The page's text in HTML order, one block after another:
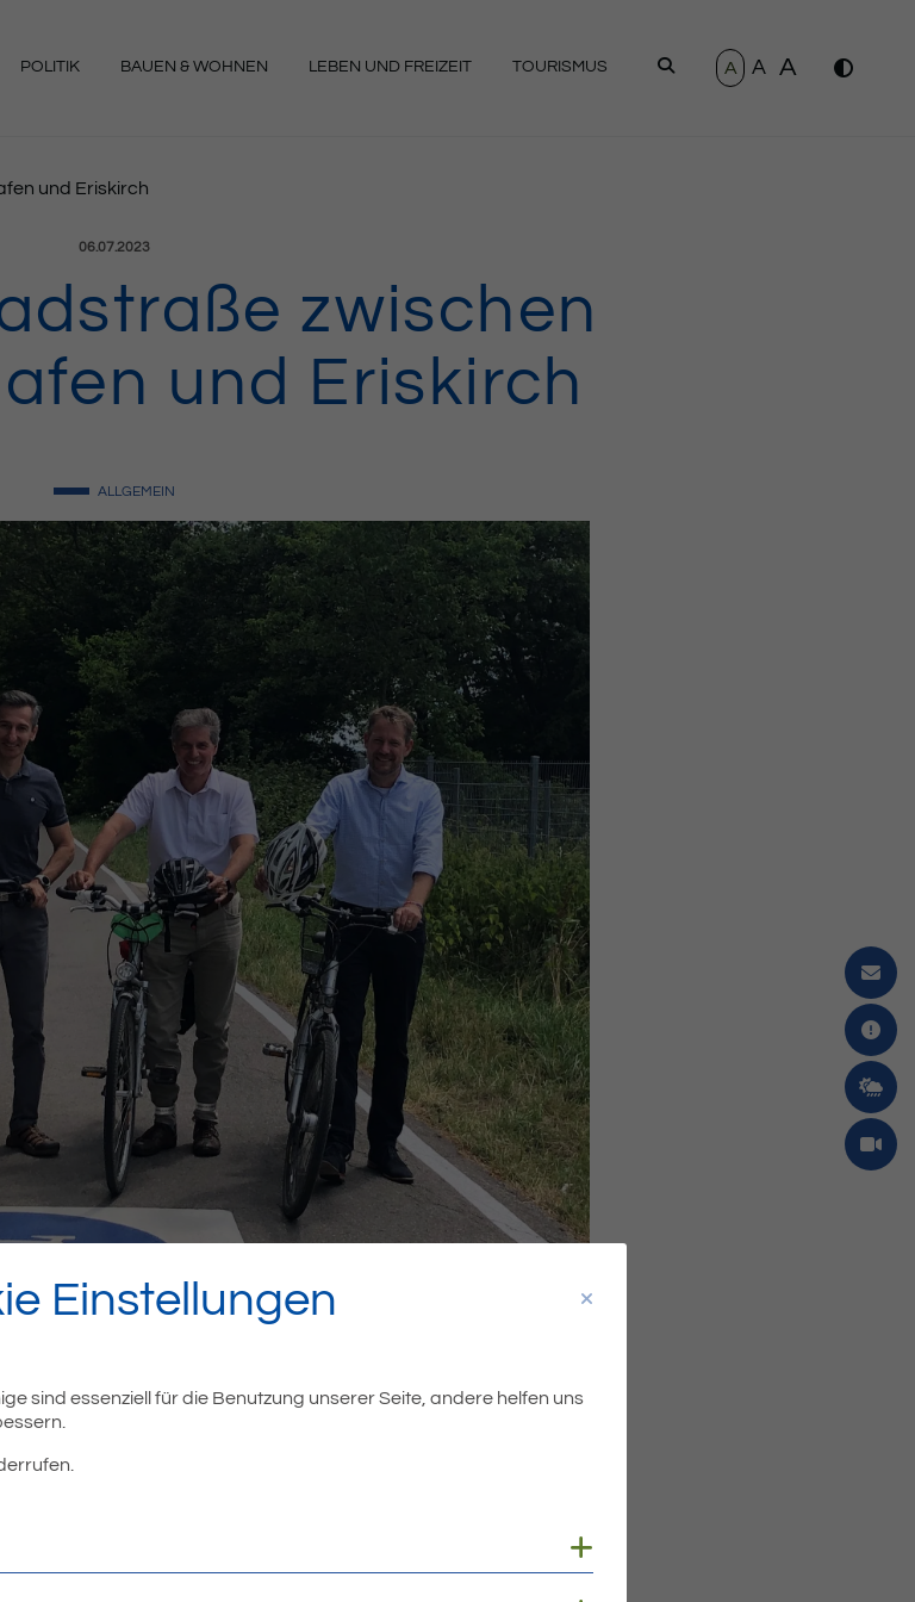
POLITIK BAUEN & WOHNEN LEBEN UND FREIZEIT TOURISMUS SUCHEN
A A A
und Eriskirch
Veröffentlicht am:
06.07.2023
zwischen
und Eriskirch
ALLGEMEIN
sofort ist der vormalige Wirtschaftsweg zwischen Friedrichshafen
eine Fahrradstraße. Freigegeben wurde die Fahrradstraße von
den Anteil des Radverkehrs deutlich zu steigern. Dafür erweitern
Einstellungen
sind essenziell für die Benutzung unserer Seite, andere helfen uns